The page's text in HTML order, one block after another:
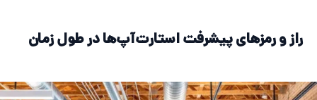
راز و رمزهای پیشرفت استارت‌آپ‌ها در طول زمان